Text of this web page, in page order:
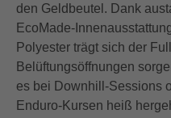
den Geldbeutel. Dank
EcoMade-
Polyester trägt sich der
Belüftungsöffnungen
es bei Downhill-Sessions
Enduro-Kursen heiß